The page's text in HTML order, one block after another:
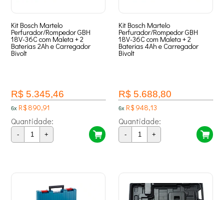
Kit Bosch Martelo
Perfurador/Rompedor GBH
18V-36C com Maleta + 2
Baterias 2Ah e Carregador
Bivolt
R$ 5.345,46
6x R$ 890,91
Quantidade:
- +
Kit Bosch Martelo
Perfurador/Rompedor GBH
18V-36C com Maleta + 2
Baterias 4Ah e Carregador
Bivolt
R$ 5.688,80
6x R$ 948,13
Quantidade:
- +